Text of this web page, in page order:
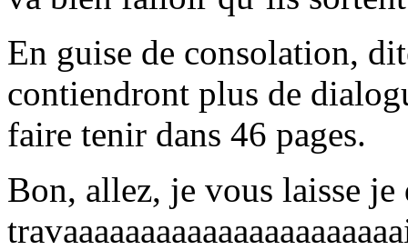
En guise de consolation,
contiendront plus de
faire tenir dans 46 pages.
Bon, allez, je vous laisse